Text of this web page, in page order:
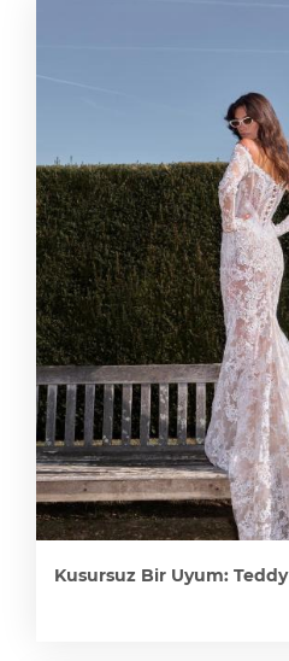
Kusursuz Bir Uyum: Teddy